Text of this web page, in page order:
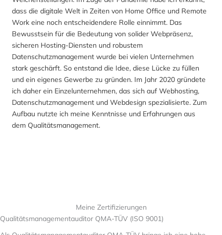
dass die digitale Welt in Zeiten von Home Office und Remote
Work eine noch entscheidendere Rolle einnimmt. Das
Bewusstsein für die Bedeutung von solider Webpräsenz,
sicheren Hosting-Diensten und robustem
Datenschutzmanagement wurde bei vielen Unternehmen
stark geschärft. So entstand die Idee, diese Lücke zu füllen
und ein eigenes Gewerbe zu gründen. Im Jahr 2020 gründete
ich daher ein Einzelunternehmen, das sich auf Webhosting,
Datenschutzmanagement und Webdesign spezialisierte. Zum
Aufbau nutzte ich meine Kenntnisse und Erfahrungen aus
dem Qualitätsmanagement.
Meine Zertifizierungen
Qualitätsmanagementauditor QMA-TÜV (ISO 9001)